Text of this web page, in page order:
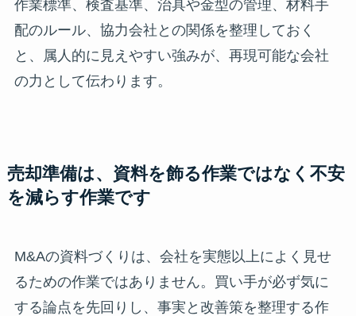
作業標準、検査基準、治具や金型の管理、材料手
配のルール、協力会社との関係を整理しておく
と、属人的に見えやすい強みが、再現可能な会社
の力として伝わります。
売却準備は、資料を飾る作業ではなく不安
を減らす作業です
M&Aの資料づくりは、会社を実態以上によく見せ
るための作業ではありません。買い手が必ず気に
する論点を先回りし、事実と改善策を整理する作